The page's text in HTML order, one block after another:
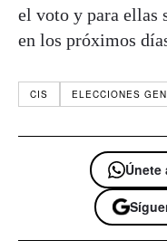
el voto y para ellas
en los próximos
CIS ELECCIONES
Únete